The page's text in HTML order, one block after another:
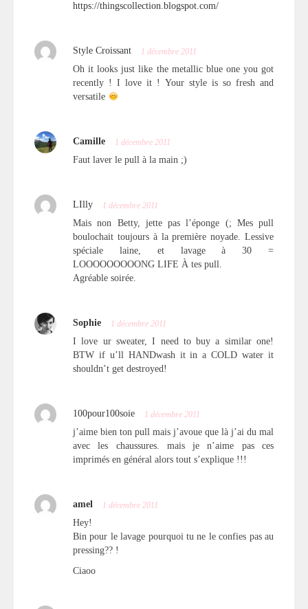
https://thingscollection.blogspot.com/
Style Croissant 1 décembre 2011
Oh it looks just like the metallic blue one you got
recently ! I love it ! Your style is so fresh and
versatile
Camille 1 décembre 2011
Faut laver le pull à la main ;)
LIlly 1 décembre 2011
Mais non Betty, jette pas l’éponge (; Mes pull
boulochait toujours à la première noyade. Lessive
spéciale laine, et lavage à 30 =
LOOOOOOOOONG LIFE À tes pull.
Agréable soirée.
Sophie 1 décembre 2011
I love ur sweater, I need to buy a similar one!
BTW if u’ll HANDwash it in a COLD water it
shouldn’t get destroyed!
100pour100soie 1 décembre 2011
j’aime bien ton pull mais j’avoue que là j’ai du mal
avec les chaussures. mais je n’aime pas ces
imprimés en général alors tout s’explique !!!
amel 1 décembre 2011
Hey!
Bin pour le lavage pourquoi tu ne le confies pas au
pressing?? !
Ciaoo